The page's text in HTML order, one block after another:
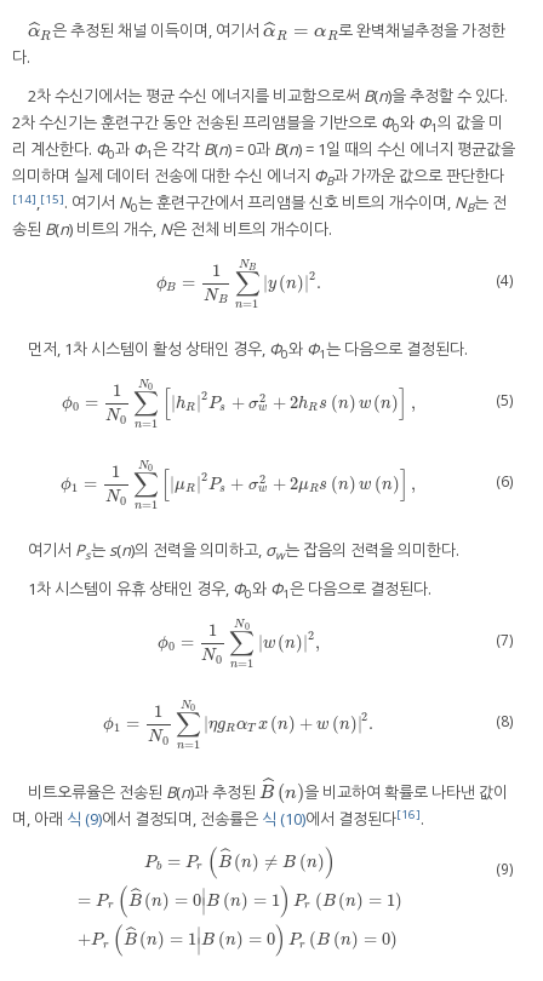
α
ˆR
α^R은 추정된 채널 이득이며, 여기서α
ˆ R = α R
α^R =α R
로 완벽채널추정을 가정한
다.
2차 수신기에서는 평균 수신 에너지를 비교함으로써 B(n)을 추정할 수 있다.
2차 수신기는 훈련구간 동안 전송된 프리앰블을 기반으로 Φ0와 Φ1의 값을 미
리 계산한다. Φ0과 Φ1은 각각 B(n) = 0과 B(n) = 1일 때의 수신 에너지 평균값을
의미하며 실제 데이터 전송에 대한 수신 에너지 ΦB과 가까운 값으로 판단한다
[14],[15]. 여기서 N0는 훈련구간에서 프리앰블 신호 비트의 개수이며, NB는 전
송된 B(n) 비트의 개수, N은 전체 비트의 개수이다.
ϕB =
1
NB ∑
n=1
NB
y (n) |2.
ϕB=1NB∑n 1N B |y(n)| 2. (4)
먼저, 1차 시스템이 활성 상태인 경우, Φ0와 Φ1는 다음으로 결정된다.
ϕ0 =
1
N0 ∑
n=1
N0
hR
2Ps + σ2
w +2hRs (n) w (n) ,
ϕ0 =1N 0∑ n= N0[ |hR| 2Ps+σw2+2hR s(n)w(n)], (5)
ϕ1 =
1
N0 ∑
n=1
N0
μR
2Ps + σ2
w + 2μRs (n) w (n) ,
ϕ1 =1N 0∑ n= N0[ |μR|2Ps+σw2+2μR s(n)w(n)], (6)
여기서 Ps는s(n)의 전력을 의미하고, σw는 잡음의 전력을 의미한다.
1차 시스템이 유휴 상태인 경우, Φ0와 Φ1은 다음으로 결정된다.
ϕ0 =
1
N0 ∑
n=1
N0
w (n) |2 ,
ϕ0=1N0∑n =1 N 0|w(n)|2, (7)
ϕ1 =
1
N0 ∑
n=1
N0
|ηgRαT x (n) + w (n) |2.
ϕ1= 1N0 ∑n 1 N0|ηgRαTx(n )+w(n )|2. (8)
비트오류율은 전송된 B(n)과 추정된 B
ˆ (n)
B^ (n) 을 비교하여 확률로 나타낸 값이
며, 아래 식 (9)에서 결정되며, 전송률은 식 (10)에서 결정된다[16].
Pb = Pr (B
ˆ (n) ≠ B (n))
= Pr (B
ˆ (n) = 0∣
∣B (n) = 1) Pr (B (n) = 1)
+Pr (B
ˆ (n) = 1∣
∣B (n) = 0) Pr (B (n) = 0)
Pb=Pr( B ^(n)≠B n)) =Pr(B^(n =0 | B n)= 1)Pr(B(n )=1)+
(9)